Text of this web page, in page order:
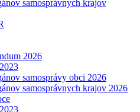
samosprávnych krajov
2026
samosprávy obci 2026
samosprávnych krajov 2026